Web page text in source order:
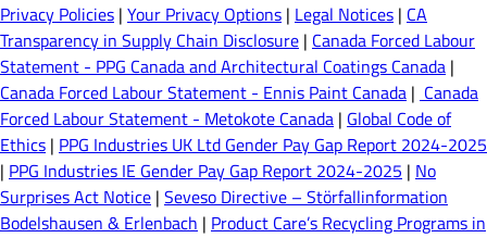
Privacy Policies | Your Privacy Options | Legal Notices | CA
Transparency in Supply Chain Disclosure | Canada Forced Labour
Statement - PPG Canada and Architectural Coatings Canada |
Canada Forced Labour Statement - Ennis Paint Canada | Canada
Forced Labour Statement - Metokote Canada | Global Code of
Ethics | PPG Industries UK Ltd Gender Pay Gap Report 2024-2025
| PPG Industries IE Gender Pay Gap Report 2024-2025 | No
Surprises Act Notice | Seveso Directive – Störfallinformation
Bodelshausen & Erlenbach | Product Care’s Recycling Programs in